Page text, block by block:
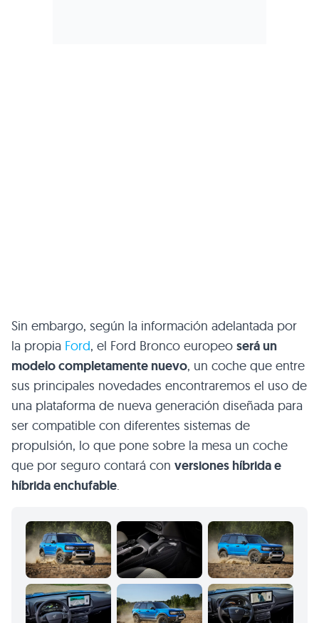
Sin embargo, según la información adelantada por
la propia Ford, el Ford Bronco europeo será un
modelo completamente nuevo, un coche que entre
sus principales novedades encontraremos el uso de
una plataforma de nueva generación diseñada para
ser compatible con diferentes sistemas de
propulsión, lo que pone sobre la mesa un coche
que por seguro contará con versiones híbrida e
híbrida enchufable.